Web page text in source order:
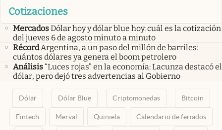
Cotizaciones
MercadosDólar hoy y dólar blue hoy: cuál es la cotización
del jueves 6 de agosto minuto a minuto
Récord Argentina, a un paso del millón de barriles:
cuántos dólares ya genera el boom petrolero
Análisis“Luces rojas” en la economía: Lacunza destacó el
dólar, pero dejó tres advertencias al Gobierno
Dólar Dólar Blue Criptomonedas Bitcoin
Fintech Merval Quiniela Calendario de feriados